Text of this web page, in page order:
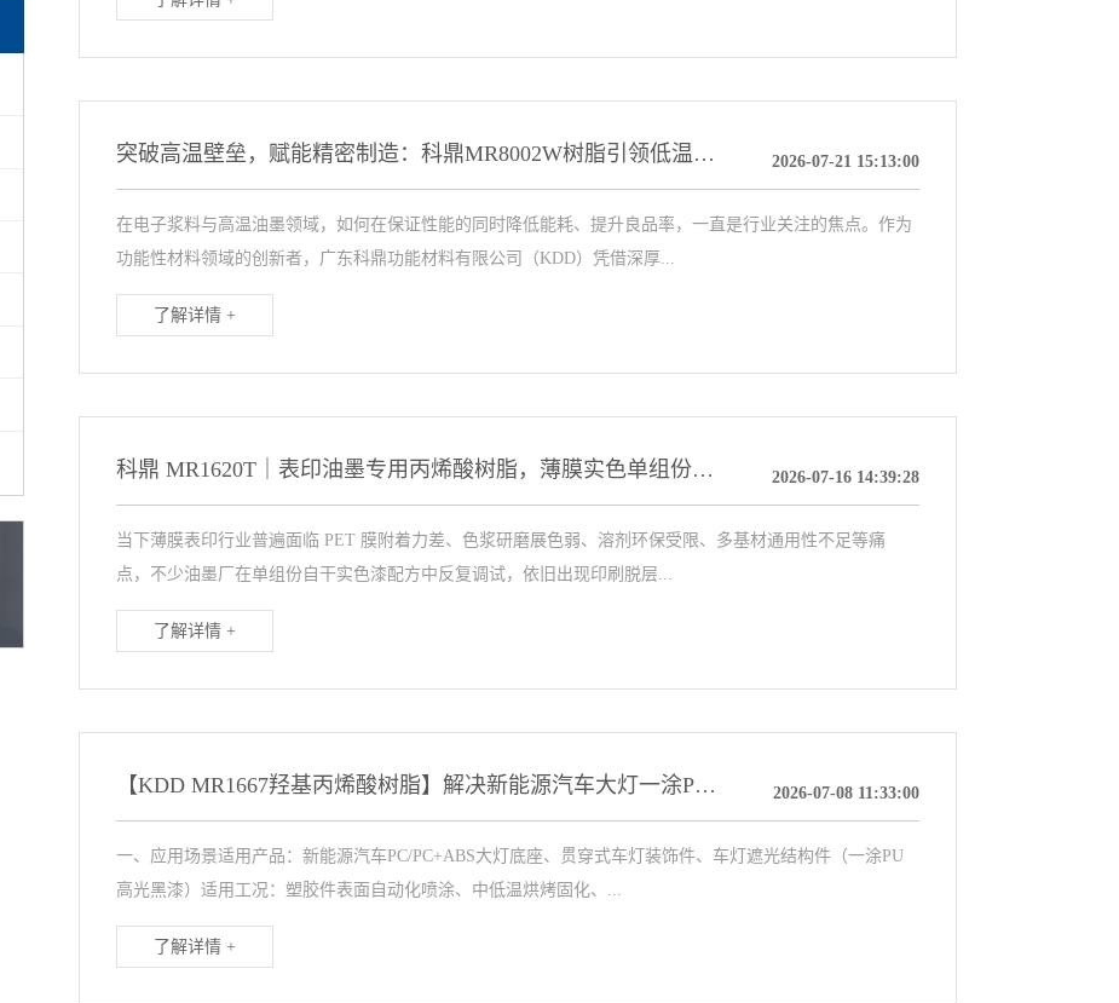
突破高温壁垒，赋能精密制造：科鼎MR8002W树脂引领低温烧结新趋势 2026-07-21 15:13:00
在电子浆料与高温油墨领域，如何在保证性能的同时降低能耗、提升良品率，一直是行业关注的焦点。作为
功能性材料领域的创新者，广东科鼎功能材料有限公司（KDD）凭借深厚...
了解详情 +
科鼎 MR1620T｜表印油墨专用丙烯酸树脂，薄膜实色单组份自干体系高性能解决方案 2026-07-16 14:39:28
当下薄膜表印行业普遍面临 PET 膜附着力差、色浆研磨展色弱、溶剂环保受限、多基材通用性不足等痛
点，不少油墨厂在单组份自干实色漆配方中反复调试，依旧出现印刷脱层...
了解详情 +
【KDD MR1667羟基丙烯酸树脂】解决新能源汽车大灯一涂PU高光黑漆镭雕模糊、掉漆、耐候差痛点｜高相容高光泽精准镭雕专用树脂方案 2026-07-08 11:33:00
一、应用场景适用产品：新能源汽车PC/PC+ABS大灯底座、贯穿式车灯装饰件、车灯遮光结构件（一涂PU
高光黑漆）适用工况：塑胶件表面自动化喷涂、中低温烘烤固化、...
了解详情 +